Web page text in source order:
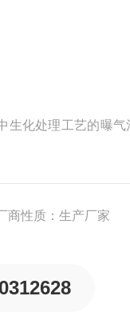
生化处理工艺的曝
商性质：生产厂家